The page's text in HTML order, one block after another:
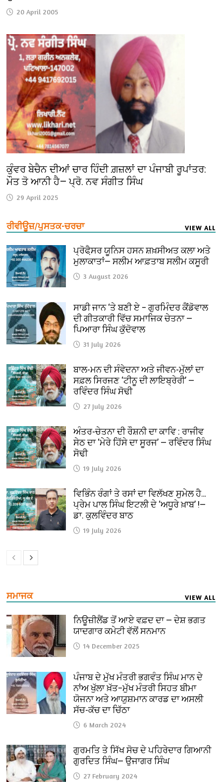
20 April 2005
ਕੁੰਵਰ ਬੇਚੈਨ ਦੀਆਂ ਚਾਰ ਹਿੰਦੀ ਗ਼ਜ਼ਲਾਂ ਦਾ ਪੰਜਾਬੀ ਰੂਪਾਂਤਰ:
ਮੌਤ ਤੋ ਆਨੀ ਹੈ— ਪ੍ਰੋ. ਨਵ ਸੰਗੀਤ ਸਿੰਘ
29 April 2025
ਰੀਵੀਊਜ਼/ਪੁਸਤਕ-ਚਰਚਾ VIEW ALL
ਪ੍ਰੋਫੈ਼ਸਰ ਯੂਨਿਸ ਹਸਨ ਸ਼ਖ਼ਸੀਅਤ ਕਲਾ ਅਤੇ
ਮੁਲਾਕਾਤਾਂ— ਸਲੀਮ ਆਫ਼ਤਾਬ ਸਲੀਮ ਕਸੂਰੀ
3 August 2026
ਸਾਡੀ ਜਾਨ ‘ਤੇ ਬਣੀ ਏ – ਗੁਰਮਿੰਦਰ ਕੈਂਡੋਵਾਲ
ਦੀ ਗੀਤਕਾਰੀ ਵਿੱਚ ਸਮਾਜਿਕ ਚੇਤਨਾ —
ਪਿਆਰਾ ਸਿੰਘ ਕੁੱਦੋਵਾਲ
31 July 2026
ਬਾਲ-ਮਨ ਦੀ ਸੰਵੇਦਨਾ ਅਤੇ ਜੀਵਨ-ਮੁੱਲਾਂ ਦਾ
ਸਫ਼ਲ ਸਿਰਜਣ ‘ਟੀਨੂ ਦੀ ਲਾਇਬ੍ਰੇਰੀ’ —
ਰਵਿੰਦਰ ਸਿੰਘ ਸੋਢੀ
27 July 2026
ਅੰਤਰ-ਚੇਤਨਾ ਦੀ ਰੌਸ਼ਨੀ ਦਾ ਕਾਵਿ : ਰਾਜੀਵ
ਸੇਠ ਦਾ ‘ਮੇਰੇ ਹਿੱਸੇ ਦਾ ਸੂਰਜ’ — ਰਵਿੰਦਰ ਸਿੰਘ
ਸੋਢੀ
19 July 2026
ਵਿਭਿੰਨ ਰੰਗਾਂ ਤੇ ਰਸਾਂ ਦਾ ਵਿਲੱਖਣ ਸੁਮੇਲ ਹੈ…
ਪ੍ਰੇਮ ਪਾਲ ਸਿੰਘ ਇਟਲੀ ਦੇ ‘ਅਧੂਰੇ ਖ਼ਾਬ’ !—
ਡਾ. ਕੁਲਵਿੰਦਰ ਬਾਠ
19 July 2026
ਸਮਾਜਕ VIEW ALL
ਨਿਊਜ਼ੀਲੈਂਡ ਤੋਂ ਆਏ ਵਫ਼ਦ ਦਾ — ਦੇਸ਼ ਭਗਤ
ਯਾਦਗਾਰ ਕਮੇਟੀ ਵੱਲੋਂ ਸਨਮਾਨ
14 December 2025
ਪੰਜਾਬ ਦੇ ਮੁੱਖ ਮੰਤਰੀ ਭਗਵੰਤ ਸਿੰਘ ਮਾਨ ਦੇ
ਨਾਂਅ ਖੁੱਲਾ ਖ਼ੱਤ–ਮੁੱਖ ਮੰਤਰੀ ਸਿਹਤ ਬੀਮਾ
ਯੋਜਨਾ ਅਤੇ ਆਯੁਸ਼ਮਾਨ ਕਾਰਡ ਦਾ ਅਸਲੀ
ਸੱਚ-ਕੱਚ ਦਾ ਚਿੱਠਾ
6 March 2024
ਗੁਰਮਤਿ ਤੇ ਸਿੱਖ ਸੋਚ ਦੇ ਪਹਿਰੇਦਾਰ ਗਿਆਨੀ
ਗੁਰਦਿਤ ਸਿੰਘ— ਉਜਾਗਰ ਸਿੰਘ
27 February 2024